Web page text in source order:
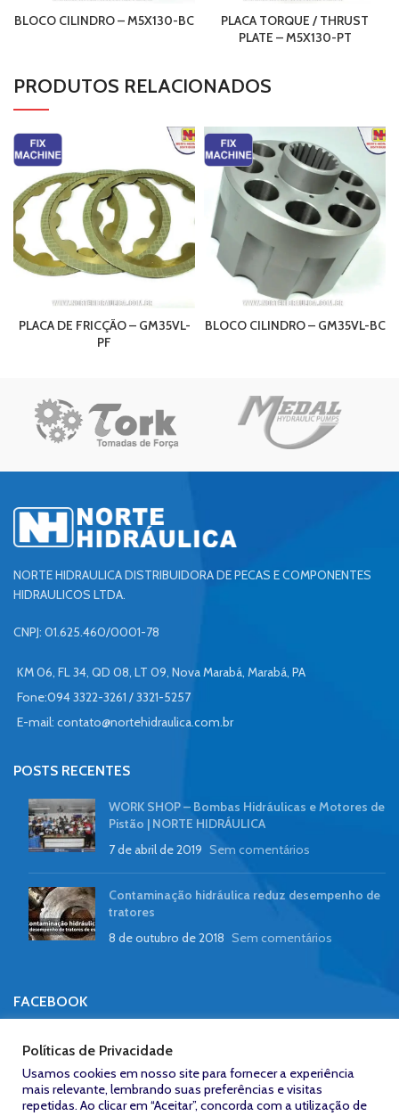
BLOCO CILINDRO – M5X130-BC
PLACA TORQUE / THRUST
PLATE – M5X130-PT
PRODUTOS RELACIONADOS
PLACA DE FRICÇÃO – GM35VL-
PF
BLOCO CILINDRO – GM35VL-BC
NORTE HIDRAULICA DISTRIBUIDORA DE PECAS E COMPONENTES
HIDRAULICOS LTDA.
CNPJ: 01.625.460/0001-78
KM 06, FL 34, QD 08, LT 09, Nova Marabá, Marabá, PA
Fone:094 3322-3261 / 3321-5257
E-mail: contato@nortehidraulica.com.br
POSTS RECENTES
WORK SHOP – Bombas Hidráulicas e Motores de
Pistão | NORTE HIDRÁULICA
7 de abril de 2019 Sem comentários
Contaminação hidráulica reduz desempenho de
tratores
8 de outubro de 2018 Sem comentários
FACEBOOK
NORTE HIDRÁULICA © 2023 /Desenvolvido por: Agência ZeroumStudio -
Políticas de Privacidade
Usamos cookies em nosso site para fornecer a experiência
mais relevante, lembrando suas preferências e visitas
repetidas. Ao clicar em “Aceitar”, concorda com a utilização de